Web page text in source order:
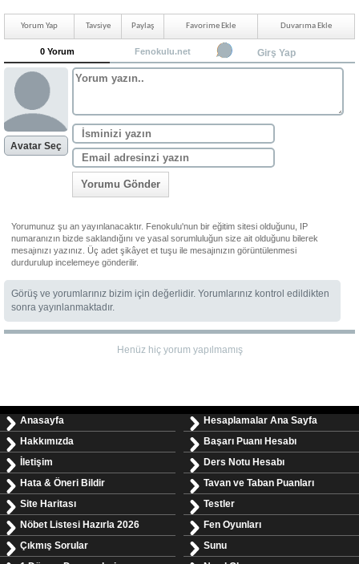
Yorum Yap Tavsiye Paylaş Favorime Ekle Duvarıma Ekle
0 Yorum Fenokulu.net Girş Yap
Avatar Seç
Yorumu Gönder
Yorumunuz şu an yayınlanacaktır. Fenokulu'nun bir eğitim sitesi olduğunu, IP
numaranızın bizde saklandığını ve yasal sorumluluğun size ait olduğunu bilerek
mesajınızı yazınız. Üç adet şikâyet et tuşu ile mesajınızın görüntülenmesi
durdurulup incelemeye gönderilir.
Görüş ve yorumlarınız bizim için değerlidir. Yorumlarınız kontrol edildikten
sonra yayınlanmaktadır.
Henüz hiç yorum yapılmamış
Anasayfa
Hakkımızda
İletişim
Hata & Öneri Bildir
Site Haritası
Nöbet Listesi Hazırla 2026
Çıkmış Sorular
Hesaplamalar Ana Sayfa
Başarı Puanı Hesabı
Ders Notu Hesabı
Tavan ve Taban Puanları
Testler
Fen Oyunları
Sunu